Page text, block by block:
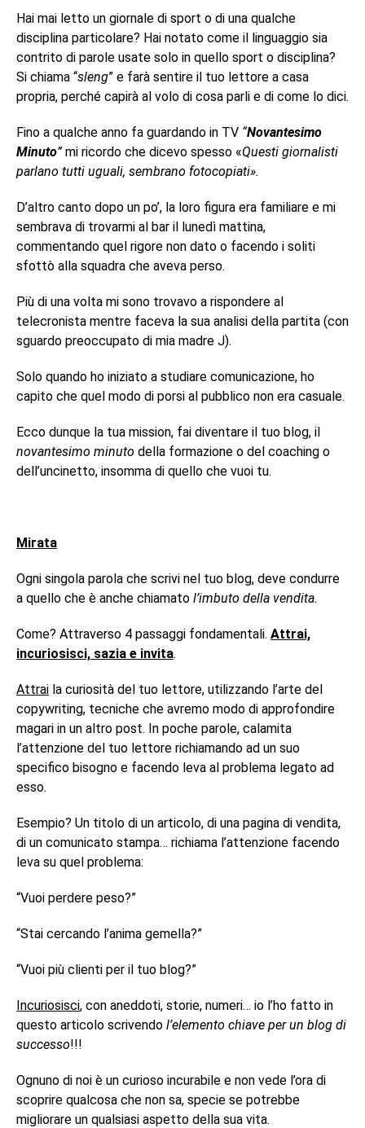
Hai mai letto un giornale di sport o di una qualche
disciplina particolare? Hai notato come il linguaggio sia
contrito di parole usate solo in quello sport o disciplina?
Si chiama “sleng” e farà sentire il tuo lettore a casa
propria, perché capirà al volo di cosa parli e di come lo dici.
Fino a qualche anno fa guardando in TV “Novantesimo
Minuto” mi ricordo che dicevo spesso «Questi giornalisti
parlano tutti uguali, sembrano fotocopiati».
D’altro canto dopo un po’, la loro figura era familiare e mi
sembrava di trovarmi al bar il lunedì mattina,
commentando quel rigore non dato o facendo i soliti
sfottò alla squadra che aveva perso.
Più di una volta mi sono trovavo a rispondere al
telecronista mentre faceva la sua analisi della partita (con
sguardo preoccupato di mia madre J).
Solo quando ho iniziato a studiare comunicazione, ho
capito che quel modo di porsi al pubblico non era casuale.
Ecco dunque la tua mission, fai diventare il tuo blog, il
novantesimo minuto della formazione o del coaching o
dell’uncinetto, insomma di quello che vuoi tu.
Mirata
Ogni singola parola che scrivi nel tuo blog, deve condurre
a quello che è anche chiamato l’imbuto della vendita.
Come? Attraverso 4 passaggi fondamentali. Attrai,
incuriosisci, sazia e invita.
Attrai la curiosità del tuo lettore, utilizzando l’arte del
copywriting, tecniche che avremo modo di approfondire
magari in un altro post. In poche parole, calamita
l’attenzione del tuo lettore richiamando ad un suo
specifico bisogno e facendo leva al problema legato ad
esso.
Esempio? Un titolo di un articolo, di una pagina di vendita,
di un comunicato stampa… richiama l’attenzione facendo
leva su quel problema:
“Vuoi perdere peso?”
“Stai cercando l’anima gemella?”
“Vuoi più clienti per il tuo blog?”
Incuriosisci, con aneddoti, storie, numeri… io l’ho fatto in
questo articolo scrivendo l’elemento chiave per un blog di
successo!!!
Ognuno di noi è un curioso incurabile e non vede l’ora di
scoprire qualcosa che non sa, specie se potrebbe
migliorare un qualsiasi aspetto della sua vita.